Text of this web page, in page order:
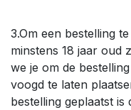
3.Om een bestelling
minstens 18 jaar oud
we je om de
voogd te laten
bestelling geplaatst